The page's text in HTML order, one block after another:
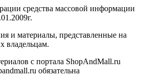
средства массовой информации
и материалы, представленные на
владельцам.
с портала ShopAndMall.ru
обязательна